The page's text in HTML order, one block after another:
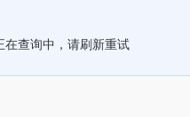
在查询中，请刷新重试